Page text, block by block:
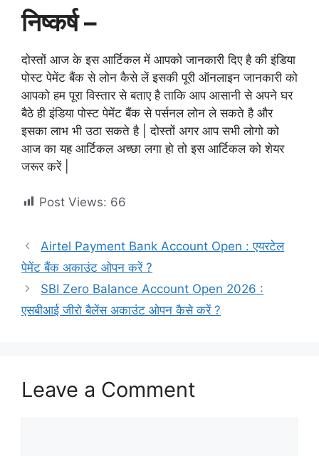
निष्कर्ष –
दोस्तों आज के इस आर्टिकल में आपको जानकारी दिए है की इंडिया
पोस्ट पेमेंट बैंक से लोन कैसे लें इसकी पूरी ऑनलाइन जानकारी को
आपको हम पूरा विस्तार से बताए है ताकि आप आसानी से अपने घर
बैठे ही इंडिया पोस्ट पेमेंट बैंक से पर्सनल लोन ले सकते है और
इसका लाभ भी उठा सकते है | दोस्तों अगर आप सभी लोगो को
आज का यह आर्टिकल अच्छा लगा हो तो इस आर्टिकल को शेयर
जरूर करें |
Post Views: 66
Airtel Payment Bank Account Open : एयरटेल
पेमेंट बैंक अकाउंट ओपन करें ?
SBI Zero Balance Account Open 2026 :
एसबीआई जीरो बैलेंस अकाउंट ओपन कैसे करें ?
Leave a Comment